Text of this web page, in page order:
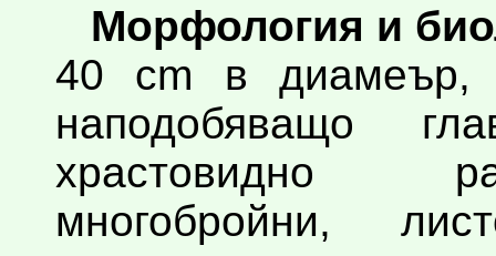
Морфология и
40 cm в диамеър,
наподобяващо
храстовидно
многобройни,